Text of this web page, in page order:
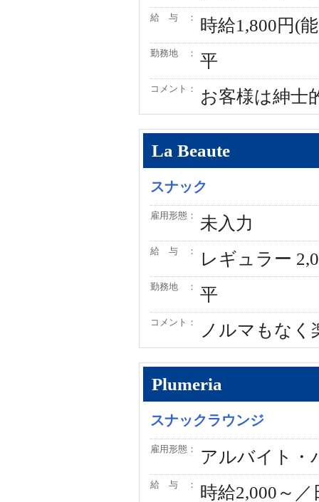
給 与 ： 時給1,800円(
勤務地 ： 平
コメント： お客様は紳士
La Beaute
スナック
雇用形態： 未入力
給 与 ： レギュラー
勤務地 ： 平
コメント： ノルマもなく
Plumeria
スナックラウンジ
雇用形態： アルバイト・
給 与 ： 時給2,000～